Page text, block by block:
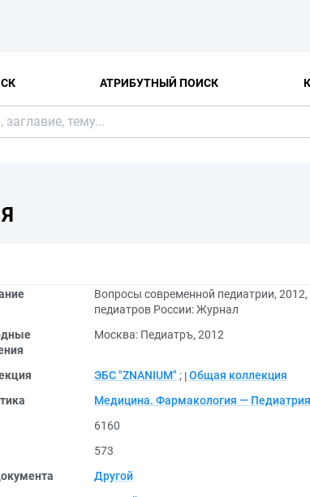
АТРИБУТНЫЙ ПОИСК
Вопросы современной педиатрии,
педиатров России: Журнал
Москва: Педиатръ, 2012
ЭБС "ZNANIUM" ; Общая коллекция
Медицина. Фармакология — Педиатрия
6160
573
Другой